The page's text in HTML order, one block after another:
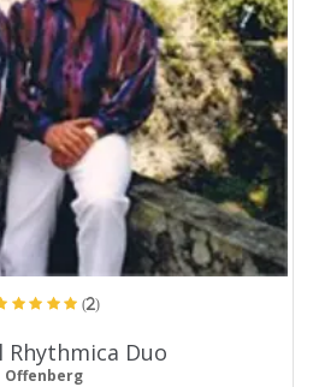
(2)
Rhythmica Duo
Offenberg